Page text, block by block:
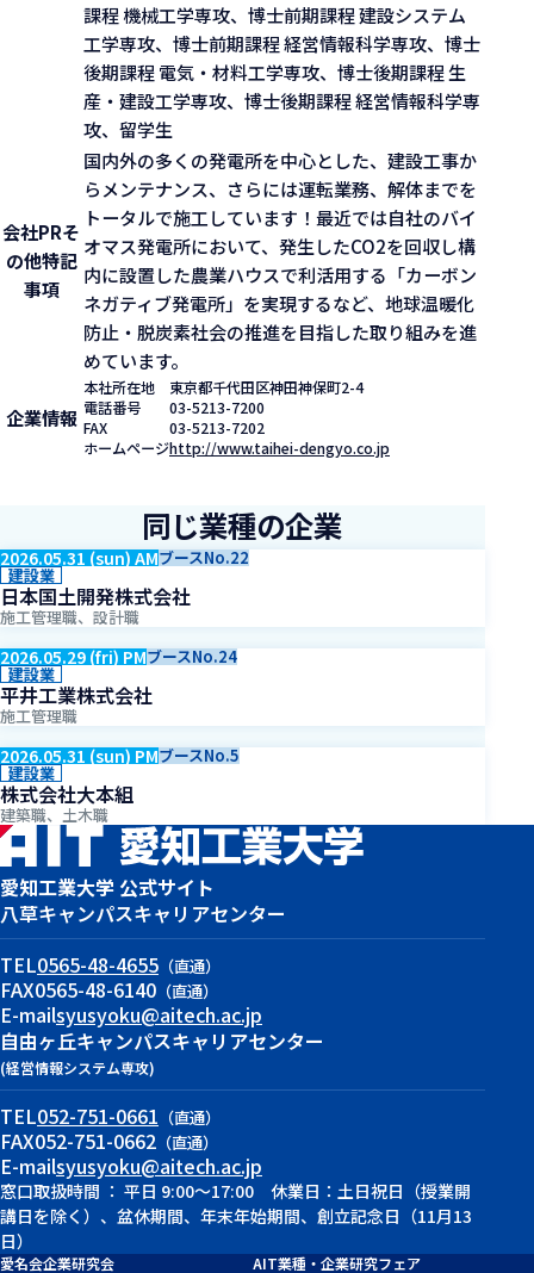
課程 機械工学専攻、博士前期課程 建設システム
工学専攻、博士前期課程 経営情報科学専攻、博士
後期課程 電気・材料工学専攻、博士後期課程 生
産・建設工学専攻、博士後期課程 経営情報科学専
攻、留学生
会社PRそ
の他特記
事項
国内外の多くの発電所を中心とした、建設工事か
らメンテナンス、さらには運転業務、解体までを
トータルで施工しています！最近では自社のバイ
オマス発電所において、発生したCO2を回収し構
内に設置した農業ハウスで利活用する「カーボン
ネガティブ発電所」を実現するなど、地球温暖化
防止・脱炭素社会の推進を目指した取り組みを進
めています。
企業情報
本社所在地
東京都千代田区神田神保町2-4
電話番号
03-5213-7200
FAX
03-5213-7202
ホームページhttp://www.taihei-dengyo.co.jp
同じ業種の企業
2026.05.31 (sun) AMブースNo.22
建設業
日本国土開発株式会社
施工管理職、設計職
2026.05.29 (fri) PMブースNo.24
建設業
平井工業株式会社
施工管理職
2026.05.31 (sun) PMブースNo.5
建設業
株式会社大本組
建築職、土木職
愛知工業大学 公式サイト
八草キャンパスキャリアセンター
TEL0565-48-4655 （直通）
FAX0565-48-6140 （直通）
E-mailsyusyoku@aitech.ac.jp
自由ヶ丘キャンパスキャリアセンター
(経営情報システム専攻)
TEL052-751-0661 （直通）
FAX052-751-0662 （直通）
E-mailsyusyoku@aitech.ac.jp
窓口取扱時間 ： 平日 9:00～17:00 休業日：土日祝日（授業開
講日を除く）、盆休期間、年末年始期間、創立記念日（11月13
日）
愛名会企業研究会 AIT業種・企業研究フェア